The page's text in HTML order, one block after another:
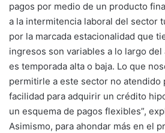
pagos por medio de un producto
a la intermitencia laboral del sector
por la marcada estacionalidad que
ingresos son variables a lo largo
es temporada alta o baja. Lo que
permitirle a este sector no atendido
facilidad para adquirir un crédito
un esquema de pagos flexibles”,
Asimismo, para ahondar más en el